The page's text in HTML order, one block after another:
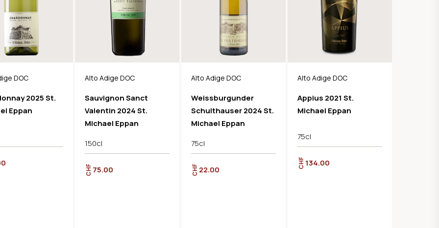
DOC
2025 St.
Eppan
Alto Adige DOC
Sauvignon Sanct
Valentin 2024 St.
Michael Eppan
150cl
CHF 75.00
Alto Adige DOC
Weissburgunder
Schulthauser 2024 St.
Michael Eppan
75cl
CHF 22.00
Alto Adige DOC
Appius 2021 St.
Michael Eppan
75cl
CHF 134.00